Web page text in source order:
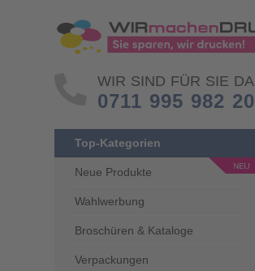
WIR SIND FÜR SIE DA
0711 995 982 20
Top-Kategorien
Neue Produkte
Wahlwerbung
Broschüren & Kataloge
Verpackungen